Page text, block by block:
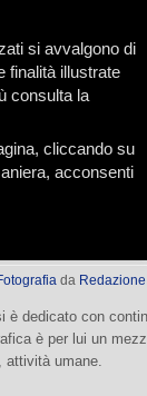
nostre firme
da Redazione
è dedicato con
è per lui un
attività umane.
si avvalgono di
finalità illustrate
consulta la
cliccando su
acconsenti